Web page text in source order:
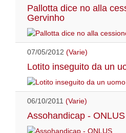
Pallotta dice no alla
Gervinho
07/05/2012 (Varie)
Lotito inseguito da un
06/10/2011 (Varie)
Assohandicap - ONLUS